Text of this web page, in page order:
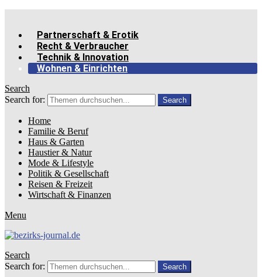
Partnerschaft & Erotik
Recht & Verbraucher
Technik & Innovation
Wohnen & Einrichten
Search
Search for:
Search
Home
Familie & Beruf
Haus & Garten
Haustier & Natur
Mode & Lifestyle
Politik & Gesellschaft
Reisen & Freizeit
Wirtschaft & Finanzen
Menu
Search
Search for:
Search